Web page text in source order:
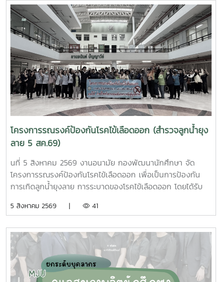
น. ณ ลานอนันต์ ปัญญาวีร์ อาคารอำนวย ยศสุขนักศึกษาที่เข้า
ร่วมบริจาคจะได้ชั่วโมงกิจกรรมด้านจิตอาสา ครั้งละ 8 ชั่วโมง-
วันที่ 7 สิงหาคม 2569 มีผู้ประสงค์บริจาคโลหิต จำนวน 95 คน
ผ่านเกณฑ์สามารถบริจาคโลหิตได้ จำนวน 63 คน ( 28,350 CC.)
โครงการรณรงค์ป้องกันโรคไข้เลือดออก (สำรวจลูกน้ำยุง
ลาย 5 สค.69)
นที่ 5 สิงหาคม 2569 งานอนามัย กองพัฒนานักศึกษา จัด
โครงการรณรงค์ป้องกันโรคไข้เลือดออก เพื่อเป็นการป้องกัน
การเกิดลูกน้ำยุงลาย การระบาดของโรคไข้เลือดออก โดยได้รับ
นักศึกษาจิตอาสา ร่วมกันสำรวจทำลายแหล่งเพาะพันธุ์ยุงลาย
มหาวิทยาลัยแม่โจ้ ทั้งนี้ได้รับความอนุเคราะห์รถรับนักศึกษาจาก
กองกายภาพและสิ่งแวดล้อม
5 สิงหาคม 2569 | 41